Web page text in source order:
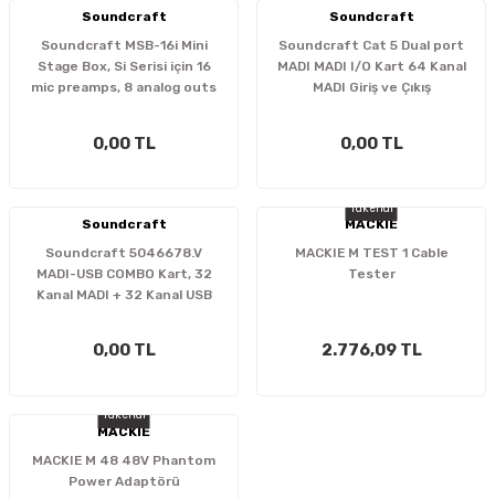
Soundcraft
Soundcraft MSB-16i Mini
Stage Box, Si Serisi için 16
mic preamps, 8 analog outs
0,00 TL
Soundcraft
Soundcraft Cat 5 Dual port
MADI MADI I/O Kart 64 Kanal
MADI Giriş ve Çıkış
0,00 TL
Soundcraft
Soundcraft 5046678.V
MADI-USB COMBO Kart, 32
Kanal MADI + 32 Kanal USB
0,00 TL
Tükendi
MACKIE
MACKIE M TEST 1 Cable
Tester
2.776,09 TL
Tükendi
MACKIE
MACKIE M 48 48V Phantom
Power Adaptörü